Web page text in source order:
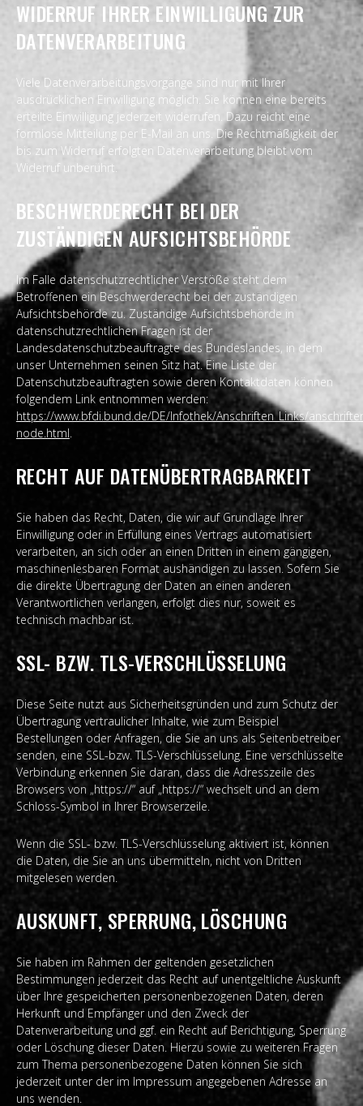
WIDERRUF IHRER EINWILLIGUNG ZUR
DATENVERARBEITUNG
Viele Datenverarbeitungsvorgänge sind nur mit Ihrer
ausdrücklichen Einwilligung möglich. Sie können eine bereits
erteilte Einwilligung jederzeit widerrufen. Dazu reicht eine
formlose Mitteilung per E-Mail an uns. Die Rechtmäßigkeit der
bis zum Widerruf erfolgten Datenverarbeitung bleibt vom
Widerruf unberührt.
BESCHWERDERECHT BEI DER
ZUSTÄNDIGEN AUFSICHTSBEHÖRDE
Im Falle datenschutzrechtlicher Verstöße steht dem
Betroffenen ein Beschwerderecht bei der zuständigen
Aufsichtsbehörde zu. Zuständige Aufsichtsbehörde in
datenschutzrechtlichen Fragen ist der
Landesdatenschutzbeauftragte des Bundeslandes, in dem
unser Unternehmen seinen Sitz hat. Eine Liste der
Datenschutzbeauftragten sowie deren Kontaktdaten können
folgendem Link entnommen werden:
https://www.bfdi.bund.de/DE/Infothek/Anschriften_Links/
node.html.
RECHT AUF DATENÜBERTRAGBARKEIT
Sie haben das Recht, Daten, die wir auf Grundlage Ihrer
Einwilligung oder in Erfüllung eines Vertrags automatisiert
verarbeiten, an sich oder an einen Dritten in einem gängigen,
maschinenlesbaren Format aushändigen zu lassen. Sofern Sie
die direkte Übertragung der Daten an einen anderen
Verantwortlichen verlangen, erfolgt dies nur, soweit es
technisch machbar ist.
SSL- BZW. TLS-VERSCHLÜSSELUNG
Diese Seite nutzt aus Sicherheitsgründen und zum Schutz der
Übertragung vertraulicher Inhalte, wie zum Beispiel
Bestellungen oder Anfragen, die Sie an uns als Seitenbetreiber
senden, eine SSL-bzw. TLS-Verschlüsselung. Eine verschlüsselte
Verbindung erkennen Sie daran, dass die Adresszeile des
Browsers von „https://“ auf „https://“ wechselt und an dem
Schloss-Symbol in Ihrer Browserzeile.
Wenn die SSL- bzw. TLS-Verschlüsselung aktiviert ist, können
die Daten, die Sie an uns übermitteln, nicht von Dritten
mitgelesen werden.
AUSKUNFT, SPERRUNG, LÖSCHUNG
Sie haben im Rahmen der geltenden gesetzlichen
Bestimmungen jederzeit das Recht auf unentgeltliche Auskunft
über Ihre gespeicherten personenbezogenen Daten, deren
Herkunft und Empfänger und den Zweck der
Datenverarbeitung und ggf. ein Recht auf Berichtigung, Sperrung
oder Löschung dieser Daten. Hierzu sowie zu weiteren Fragen
zum Thema personenbezogene Daten können Sie sich
jederzeit unter der im Impressum angegebenen Adresse an
uns wenden.